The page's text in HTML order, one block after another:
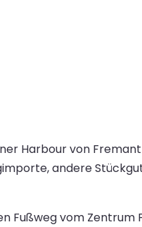
Harbour von
andere
Fußweg vom